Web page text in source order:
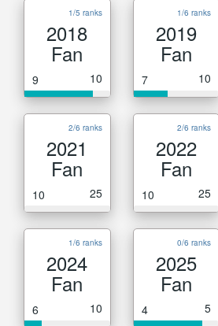
1/5 ranks
2018
Fan
9 10
1/6 ranks
2019
Fan
7 10
2/6 ranks
2021
Fan
10 25
2/6 ranks
2022
Fan
10 25
1/6 ranks
2024
Fan
6 10
0/6 ranks
2025
Fan
4 5